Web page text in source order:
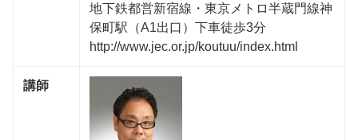
地下鉄都営新宿線・東京メトロ半蔵門線神
保町駅（A1出口）下車徒歩3分
http://www.jec.or.jp/koutuu/index.html
講師